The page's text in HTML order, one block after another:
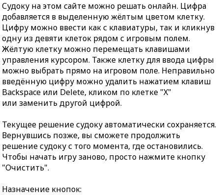
Судоку на этом сайте можно решать онлайн. Цифра
добавляется в выделенную жёлтым цветом клетку.
Цифру можно ввести как с клавиатуры, так и кликнув
одну из девяти клеток рядом с игровым полем.
Жёлтую клетку можно перемещать клавишами
управления курсором. Также клетку для ввода цифры
можно выбрать прямо на игровом поле. Неправильно
введённую цифру можно удалить нажатием клавиш
Backspace или Delete, кликом по клетке "X"
или заменить другой цифрой.
Текущее решение судоку автоматически сохраняется.
Вернувшись позже, вы сможете продолжить
решение судоку с того момента, где остановились.
Чтобы начать игру заново, просто нажмите кнопку
"Очистить".
Назначение кнопок: